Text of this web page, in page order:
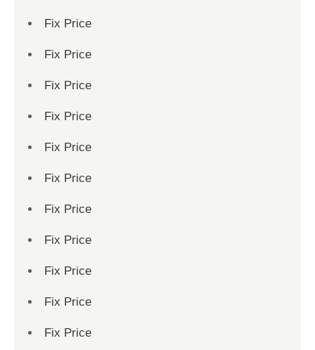
Fix Price
Fix Price
Fix Price
Fix Price
Fix Price
Fix Price
Fix Price
Fix Price
Fix Price
Fix Price
Fix Price